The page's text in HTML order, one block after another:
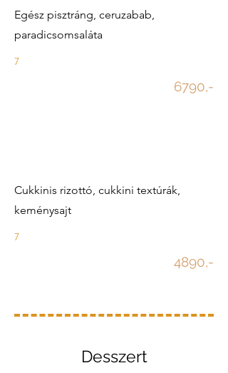
Egész pisztráng, ceruzabab,
paradicsomsaláta
7
6790,-
Cukkinis rizottó, cukkini textúrák,
keménysajt
7
4890,-
Desszert